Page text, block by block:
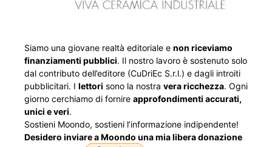
Siamo una giovane realtà editoriale e non riceviamo
finanziamenti pubblici. Il nostro lavoro è sostenuto solo
dal contributo dell’editore (CuDriEc S.r.l.) e dagli introiti
pubblicitari. I lettori sono la nostra vera ricchezza. Ogni
giorno cerchiamo di fornire approfondimenti accurati,
unici e veri.
Sostieni Moondo, sostieni l’informazione indipendente!
Desidero inviare a Moondo una mia libera donazione